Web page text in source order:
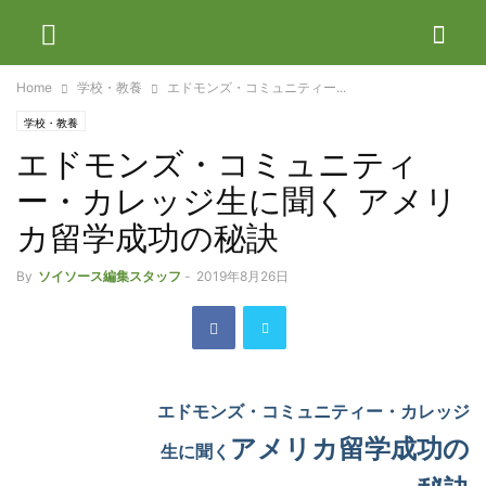
Home 学校・教養 エドモンズ・コミュニティー...
学校・教養
エドモンズ・コミュニティ
ー・カレッジ生に聞く アメリ
カ留学成功の秘訣
By ソイソース編集スタッフ - 2019年8月26日
エドモンズ・コミュニティー・カレッジ
生に聞く アメリカ留学成功の